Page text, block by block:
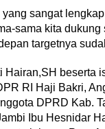
sangat
sama kita
targetnya
beserta
RI Haji Bakri,
DPRD Kab.
Ibu Hesnidar